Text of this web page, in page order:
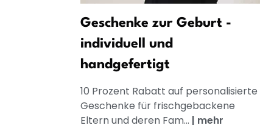
Geschenke zur Geburt -
individuell und
handgefertigt
10 Prozent Rabatt auf personalisierte
Geschenke für frischgebackene
Eltern und deren Fam... | mehr